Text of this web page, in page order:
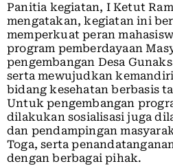
Panitia kegiatan, I Ketut
mengatakan, kegiatan ini
memperkuat peran
program pemberdayaan
pengembangan Desa
serta mewujudkan
bidang kesehatan berbasis
Untuk pengembangan
dilakukan sosialisasi juga
dan pendampingan
Toga, serta
dengan berbagai pihak.